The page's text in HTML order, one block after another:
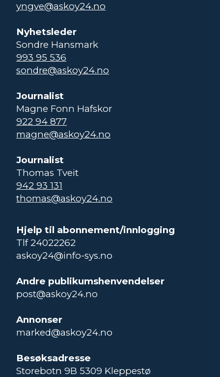
yngve@askoy24.no
Nyhetsleder
Sondre Hansmark
993 95 536
sondre@askoy24.no
Journalist
Magne Fonn Hafskor
922 94 877
magne@askoy24.no
Journalist
Thomas Tveit
942 93 131
thomas@askoy24.no
Hjelp til abonnement/innlogging
Tlf 24022262
askoy24@info-sys.no
Andre publikumshenvendelser
post@askoy24.no
Annonser
marked@askoy24.no
Besøksadresse
Storebotn 9B 5309 Kleppestø